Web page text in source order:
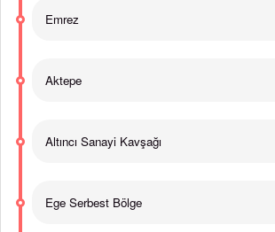
Emrez
Aktepe
Altıncı Sanayi Kavşağı
Ege Serbest Bölge